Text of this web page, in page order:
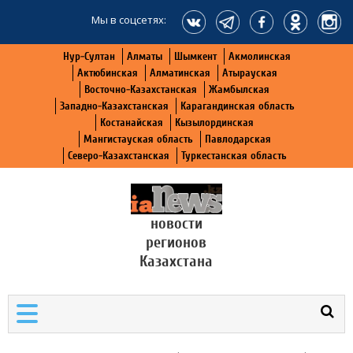
Мы в соцсетях:
Нур-Султан Алматы Шымкент
Акмолинская
Актюбинская
Алматинская
Атырауская
Восточно-Казахстанская
Жамбылская
Западно-Казахстанская
Карагандинская область
Костанайская
Кызылординская
Мангистауская область
Павлодарская
Северо-Казахстанская
Туркестанская область
новости
регионов
Казахстана